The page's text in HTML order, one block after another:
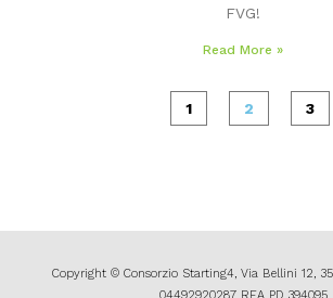
FVG!
Read More »
1 2 3
Copyright © Consorzio Starting4, Via Bellini 12,